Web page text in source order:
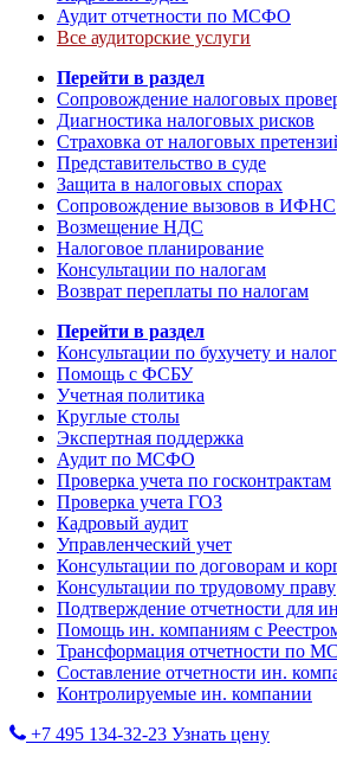
Аудит отчетности по МСФО
Все аудиторские услуги
Перейти в раздел
Сопровождение налоговых
Диагностика налоговых рисков
Страховка от налоговых
Представительство в суде
Защита в налоговых спорах
Сопровождение вызовов в ИФНС
Возмещение НДС
Налоговое планирование
Консультации по налогам
Возврат переплаты по налогам
Перейти в раздел
Консультации по бухучету и
Помощь с ФСБУ
Учетная политика
Круглые столы
Экспертная поддержка
Аудит по МСФО
Проверка учета по госконтрактам
Проверка учета ГОЗ
Кадровый аудит
Управленческий учет
Консультации по договорам и
Консультации по трудовому праву
Подтверждение отчетности для
Помощь ин. компаниям с
Трансформация отчетности по
Составление отчетности ин.
Контролируемые ин. компании
+7 495 134-32-23 Узнать цену